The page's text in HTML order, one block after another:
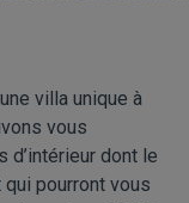
villa unique à
vous
d’intérieur dont le
pourront vous